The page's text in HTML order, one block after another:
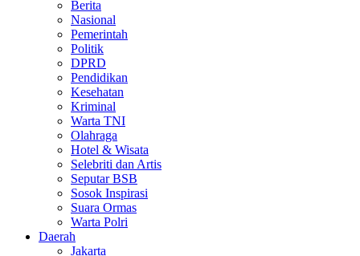
Berita
Nasional
Pemerintah
Politik
DPRD
Pendidikan
Kesehatan
Kriminal
Warta TNI
Olahraga
Hotel & Wisata
Selebriti dan Artis
Seputar BSB
Sosok Inspirasi
Suara Ormas
Warta Polri
Daerah
Jakarta